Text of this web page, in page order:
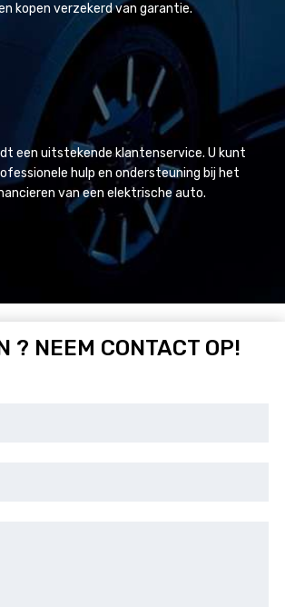
kopen verzekerd van garantie.
een uitstekende klantenservice. U kunt
hulp en ondersteuning bij het
van een elektrische auto.
? NEEM CONTACT OP!